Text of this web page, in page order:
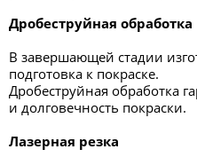
Дробеструйная обработка
В завершающей стадии
подготовка к покраске.
Дробеструйная обработка
и долговечность покраски.
Лазерная резка